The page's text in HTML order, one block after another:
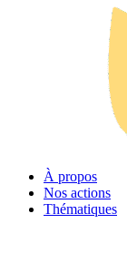
À propos
Nos actions
Thématiques